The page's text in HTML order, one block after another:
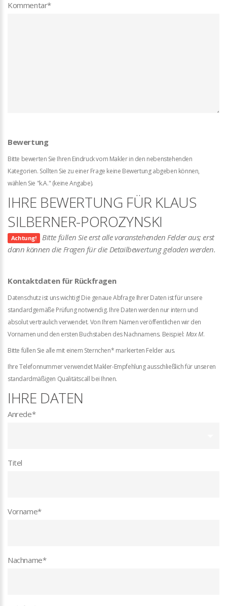
Kommentar*
Bewertung
Bitte bewerten Sie Ihren Eindruck vom Makler in den nebenstehenden
Kategorien. Sollten Sie zu einer Frage keine Bewertung abgeben können,
wählen Sie "k.A." (keine Angabe).
IHRE BEWERTUNG FÜR KLAUS
SILBERNER-POROZYNSKI
Achtung!
Bitte füllen Sie erst alle voranstehenden Felder aus; erst
dann können die Fragen für die Detailbewertung geladen werden.
Kontaktdaten für Rückfragen
Datenschutz ist uns wichtig! Die genaue Abfrage Ihrer Daten ist für unsere
standardgemäße Prüfung notwendig. Ihre Daten werden nur intern und
absolut vertraulich verwendet. Von Ihrem Namen veröffentlichen wir den
Vornamen und den ersten Buchstaben des Nachnamens. Beispiel: Max M.
Bitte füllen Sie alle mit einem Sternchen* markierten Felder aus.
Ihre Telefonnummer verwendet Makler-Empfehlung ausschließlich für unseren
standardmäßigen Qualitätscall bei Ihnen.
IHRE DATEN
Anrede*
Titel
Vorname*
Nachname*